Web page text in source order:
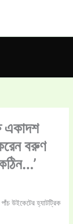
একাদশ
বরুণ
উইকেটের হ্যাটট্রিক